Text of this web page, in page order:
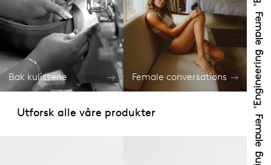
Bak kulissene Female conversations
Utforsk alle våre produkter